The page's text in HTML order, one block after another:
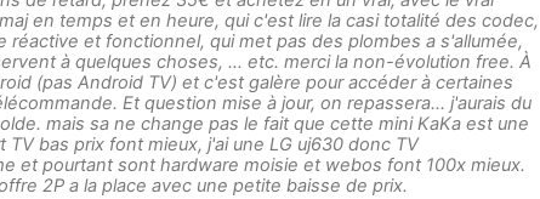
en temps et en heure, qui c'est lire la casi totalité des codec,
réactive et fonctionnel, qui met pas des plombes a s'allumée,
à quelques choses, … etc. merci la non-évolution free. À
(pas Android TV) et c'est galère pour accéder à certaines
Et question mise à jour, on repassera... j'aurais du
mais sa ne change pas le fait que cette mini KaKa est une
TV bas prix font mieux, j'ai une LG uj630 donc TV
et pourtant sont hardware moisie et webos font 100x mieux.
2P a la place avec une petite baisse de prix.